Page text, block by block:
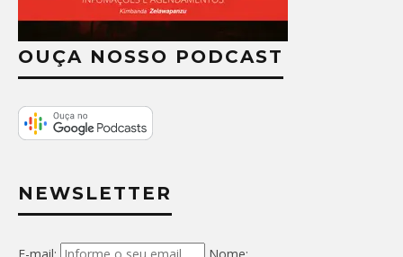
OUÇA NOSSO PODCAST
NEWSLETTER
E-mail: Nome: